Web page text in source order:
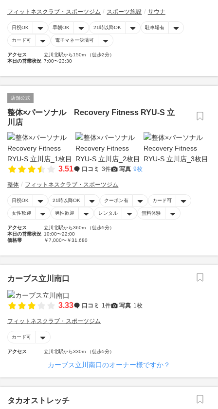
フィットネスクラブ・スポーツジム スポーツ施設 サウナ
日祝OK 早朝OK 21時以降OK 駐車場有
カード可 電子マネー決済可
アクセス
立川北駅から150m （徒歩2分）
本日の営業状況 7:00〜23:30
店舗公式
整体×パーソナル Recovery Fitness RYU-S 立
川店
3.51 口コミ 3件 写真 9枚
整体 フィットネスクラブ・スポーツジム
日祝OK 21時以降OK クーポン有 カード可
女性歓迎 男性歓迎 レンタル 無料体験
アクセス
立川北駅から360m （徒歩5分）
本日の営業状況 10:00〜22:00
価格帯
￥7,000〜￥31,680
カーブス立川南口
3.33 口コミ 1件 写真 1枚
フィットネスクラブ・スポーツジム
カード可
アクセス 立川北駅から330m （徒歩5分）
カーブス立川南口のオーナー様ですか？
タカオストレッチ